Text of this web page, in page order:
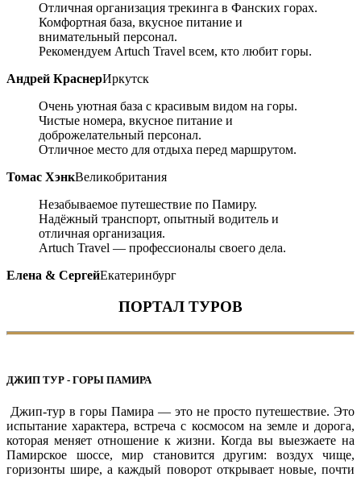
Отличная организация трекинга в Фанских горах.
Комфортная база, вкусное питание и
внимательный персонал.
Рекомендуем Artuch Travel всем, кто любит горы.
Андрей КраснерИркутск
Очень уютная база с красивым видом на горы.
Чистые номера, вкусное питание и
доброжелательный персонал.
Отличное место для отдыха перед маршрутом.
Томас ХэнкВеликобритания
Незабываемое путешествие по Памиру.
Надёжный транспорт, опытный водитель и
отличная организация.
Artuch Travel — профессионалы своего дела.
Елена & СергейЕкатеринбург
ПОРТАЛ ТУРОВ
ДЖИП ТУР - ГОРЫ ПАМИРА
Джип-тур в горы Памира — это не просто путешествие. Это
испытание характера, встреча с космосом на земле и дорога,
которая меняет отношение к жизни. Когда вы выезжаете на
Памирское шоссе, мир становится другим: воздух чище,
горизонты шире, а каждый поворот открывает новые, почти